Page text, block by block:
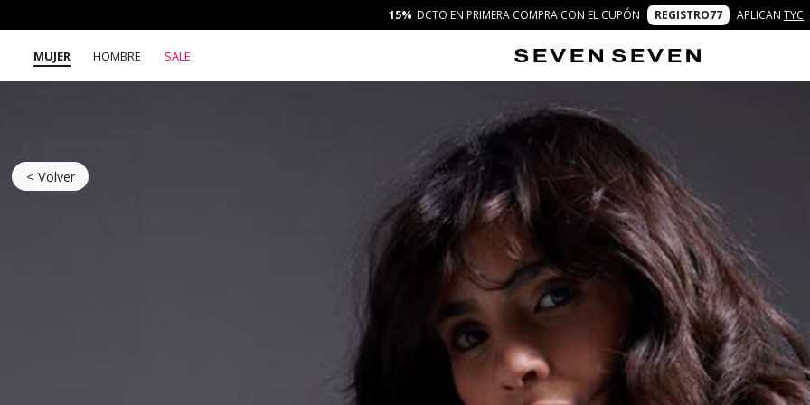
15% DCTO EN PRIMERA COMPRA CON EL CUPÓN REGISTRO77 APLICAN TYC
MUJER HOMBRE SALE
< Volver